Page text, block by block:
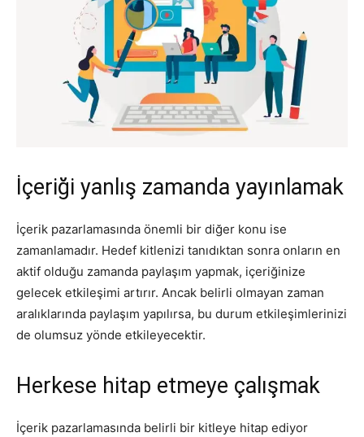
İçeriği yanlış zamanda yayınlamak
İçerik pazarlamasında önemli bir diğer konu ise
zamanlamadır. Hedef kitlenizi tanıdıktan sonra onların en
aktif olduğu zamanda paylaşım yapmak, içeriğinize
gelecek etkileşimi artırır. Ancak belirli olmayan zaman
aralıklarında paylaşım yapılırsa, bu durum etkileşimlerinizi
de olumsuz yönde etkileyecektir.
Herkese hitap etmeye çalışmak
İçerik pazarlamasında belirli bir kitleye hitap ediyor